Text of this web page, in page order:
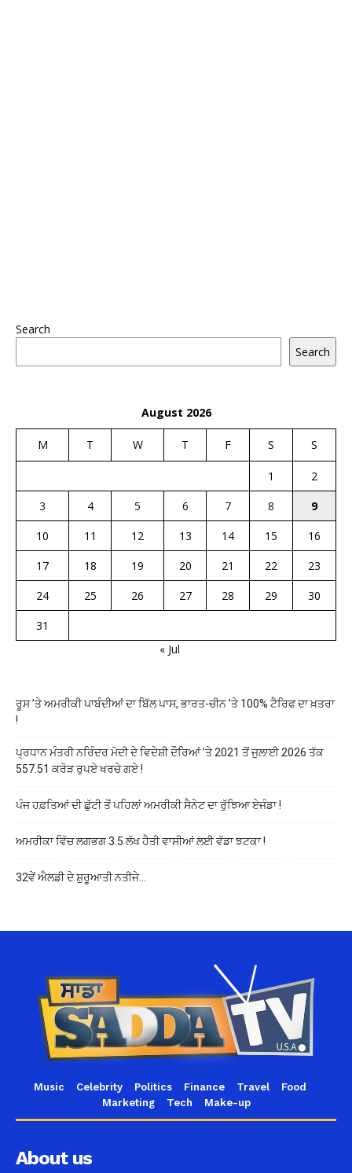
Search
Search
August 2026
M T W T F S S
1
2
3
4 5 6 7 8
9
10
11 12 13 14 15
16
17
18 19 20 21 22
23
24
25 26 27 28 29
30
31
« Jul
ਰੂਸ ’ਤੇ ਅਮਰੀਕੀ ਪਾਬੰਦੀਆਂ ਦਾ ਬਿੱਲ ਪਾਸ, ਭਾਰਤ-ਚੀਨ ’ਤੇ 100% ਟੈਰਿਫ ਦਾ ਖ਼ਤਰਾ
!
ਪ੍ਰਧਾਨ ਮੰਤਰੀ ਨਰਿੰਦਰ ਮੋਦੀ ਦੇ ਵਿਦੇਸ਼ੀ ਦੌਰਿਆਂ ’ਤੇ 2021 ਤੋਂ ਜੁਲਾਈ 2026 ਤੱਕ
557.51 ਕਰੋੜ ਰੁਪਏ ਖਰਚੇ ਗਏ !
ਪੰਜ ਹਫ਼ਤਿਆਂ ਦੀ ਛੁੱਟੀ ਤੋਂ ਪਹਿਲਾਂ ਅਮਰੀਕੀ ਸੈਨੇਟ ਦਾ ਰੁੱਝਿਆ ਏਜੰਡਾ !
ਅਮਰੀਕਾ ਵਿੱਚ ਲਗਭਗ 3.5 ਲੱਖ ਹੈਤੀ ਵਾਸੀਆਂ ਲਈ ਵੱਡਾ ਝਟਕਾ !
32ਵੇਂ ਐਲਡੀ ਦੇ ਸ਼ੁਰੂਆਤੀ ਨਤੀਜੇ…
Music Celebrity Politics Finance Travel
Food
Marketing
Tech Make-up
About us